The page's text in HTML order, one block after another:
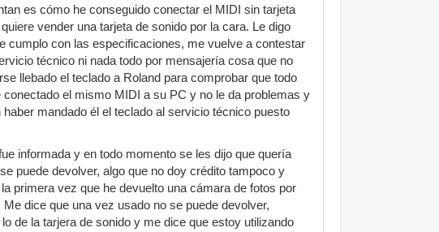
es cómo he conseguido conectar el MIDI sin tarjeta
vender una tarjeta de sonido por la cara. Le digo
cumplo con las especificaciones, me vuelve a contestar
técnico ni nada todo por mensajería cosa que no
llebado el teclado a Roland para comprobar que todo
el mismo MIDI a su PC y no le da problemas y
mandado él el teclado al servicio técnico puesto
informada y en todo momento se les dijo que quería
puede devolver, algo que no doy crédito tampoco y
primera vez que he devuelto una cámara de fotos por
dice que una vez usado no se puede devolver,
de la tarjera de sonido y me dice que estoy utilizando